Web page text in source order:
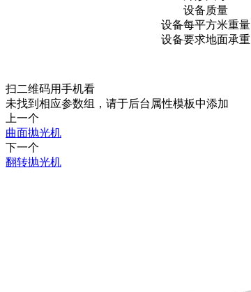
设备质量
设备每平方米重量
设备要求地面承重
扫二维码用手机看
未找到相应参数组，请于后台属性模板中添加
上一个
曲面抛光机
下一个
翻转抛光机